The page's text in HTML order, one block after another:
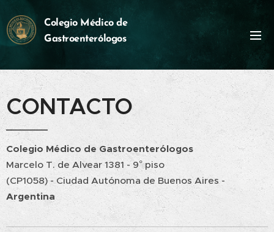
Colegio M édicode
Gastroenterólogos
CONTACTO
Colegio Médico de Gastroenterólogos
Marcelo T. de Alvear 1381 - 9° piso
(CP1058) - Ciudad Autónoma de Buenos Aires -
Argentina